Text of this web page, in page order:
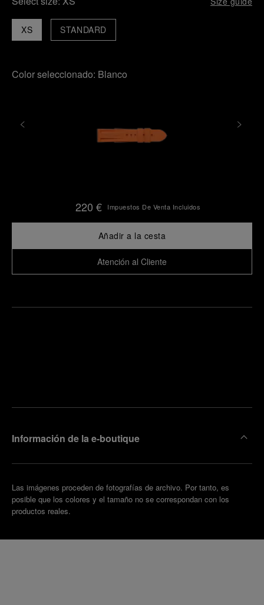
XS STANDARD
Color seleccionado: Blanco
220 € Impuestos De Venta Incluidos
Añadir a la cesta
Atención al Cliente
Información de la e-boutique
Las imágenes proceden de fotografías de archivo. Por tanto, es
posible que los colores y el tamaño no se correspondan con los
productos reales.